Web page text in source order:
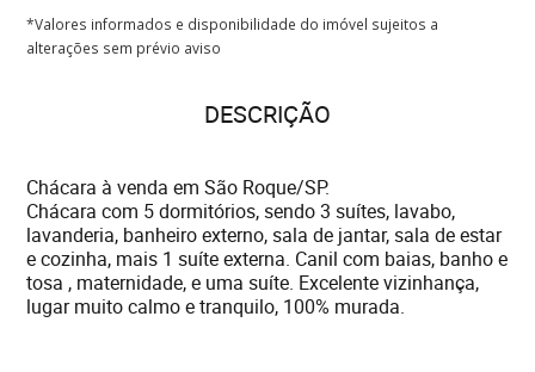
*Valores informados e disponibilidade do imóvel sujeitos a
alterações sem prévio aviso
DESCRIÇÃO
Chácara à venda em São Roque/SP.
Chácara com 5 dormitórios, sendo 3 suítes, lavabo,
lavanderia, banheiro externo, sala de jantar, sala de estar
e cozinha, mais 1 suíte externa. Canil com baias, banho e
tosa , maternidade, e uma suíte. Excelente vizinhança,
lugar muito calmo e tranquilo, 100% murada.